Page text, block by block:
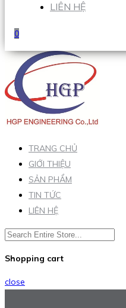
LIÊN HỆ
0
TRANG CHỦ
GIỚI THIỆU
SẢN PHẨM
TIN TỨC
LIÊN HỆ
Shopping cart
close